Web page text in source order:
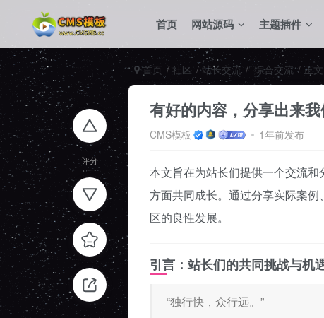
首页 网站源码 主题插件
评分
首页 社区 站长交流 综合交流 正文
有好的内容，分享出来
CMS模板 1年前发布
本文旨在为站长们提供一个交流
方面共同成长。通过分享实际案
区的良性发展。
引言：站长们的共同挑战与机
“独行快，众行远。”